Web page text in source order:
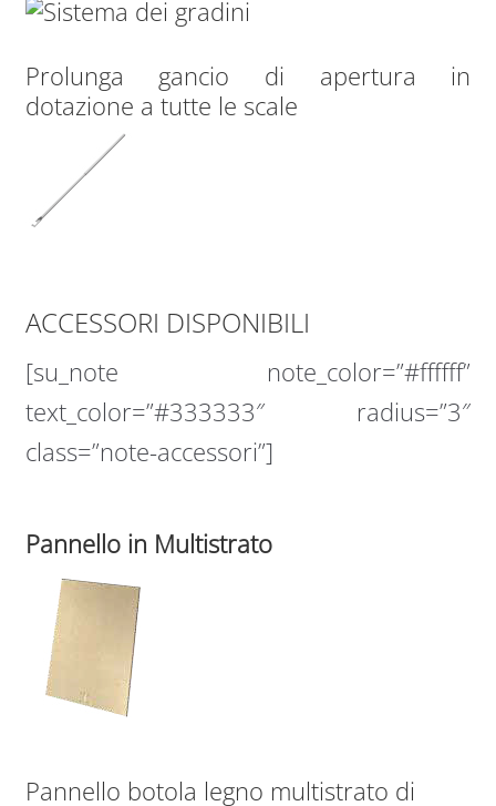
Prolunga gancio di apertura in
dotazione a tutte le scale
ACCESSORI DISPONIBILI
[su_note note_color=”#ffffff”
text_color=”#333333″ radius=”3″
class=”note-accessori”]
Pannello in Multistrato
Pannello botola legno multistrato di